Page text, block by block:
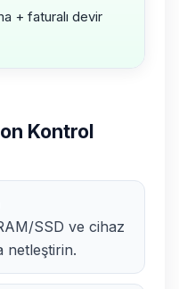
+ faturalı devir
Kontrol
SSD ve cihaz
netleştirin.